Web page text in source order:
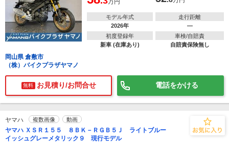
万円
モデル年式
2026年
走行距離
―
初度登録年
新車 (在庫あり)
車検/自賠責
自賠責保険無し
岡山県 倉敷市
（株）バイクプラザヤマノ
無料 お見積り/お問合せ 電話をかける
ヤマハ 複数画像 動画
ヤマハ ＸＳＲ１５５ ８ＢＫ－ＲＧＢ５Ｊ ライトブルー
イッシュグレーメタリック９ 現行モデル